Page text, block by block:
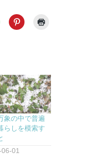
象の中で普遍
らしを模索す
01